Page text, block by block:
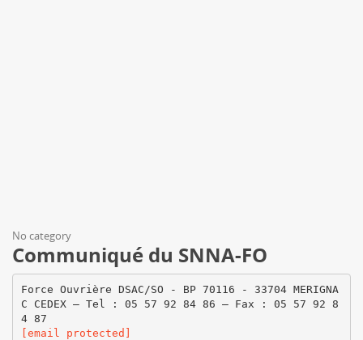
No category
Communiqué du SNNA-FO
Force Ouvrière DSAC/SO - BP 70116 - 33704 MERIGNA
C CEDEX – Tel : 05 57 92 84 86 – Fax : 05 57 92 8
[email protected]